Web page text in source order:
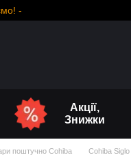
-
Акції,
Знижки
поштучно Cohiba Cohiba